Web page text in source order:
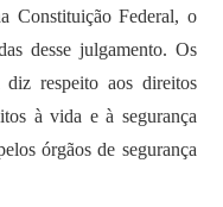
Constituição Federal, o
desse julgamento. Os
diz respeito aos direitos
à vida e à segurança
órgãos de segurança